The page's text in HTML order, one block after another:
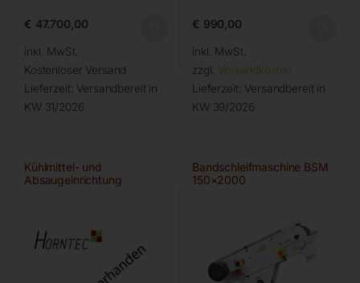
€ 47.700,00
inkl. MwSt.
Kostenloser Versand
Lieferzeit: Versandbereit in
KW 31/2026
€ 990,00
inkl. MwSt.
zzgl. Versandkosten
Lieferzeit: Versandbereit in
KW 39/2026
Kühlmittel- und
Absaugeinrichtung
Bandschleifmaschine BSM
150×2000